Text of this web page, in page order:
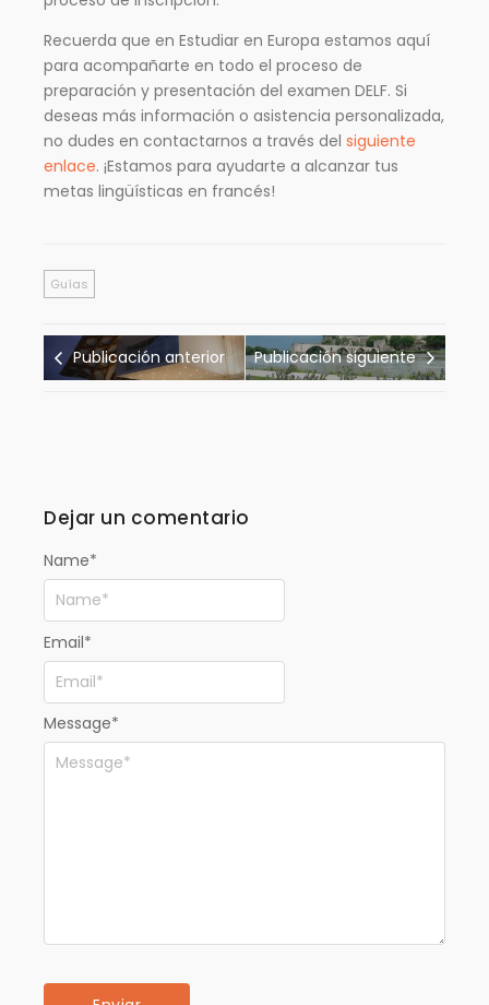
Recuerda que en Estudiar en Europa estamos aquí
para acompañarte en todo el proceso de
preparación y presentación del examen DELF. Si
deseas más información o asistencia personalizada,
no dudes en contactarnos a través del siguiente
enlace. ¡Estamos para ayudarte a alcanzar tus
metas lingüísticas en francés!
Guías
Publicación anterior Publicación siguiente
Dejar un comentario
Message*
Name*
Email*